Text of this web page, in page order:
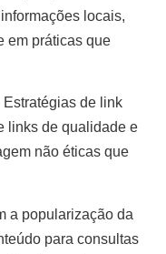
locais,
em práticas que
Estratégias de link
links de qualidade e
não éticas que
a popularização da
para consultas